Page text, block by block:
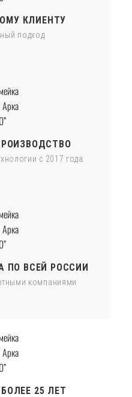
КЛИЕНТУ
подход
с 2017 года
ПО ВСЕЙ РОССИИ
компаниями
25 ЛЕТ